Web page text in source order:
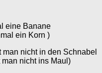
eine Banane
ein Korn )
nicht in den Schnabel
nicht ins Maul)